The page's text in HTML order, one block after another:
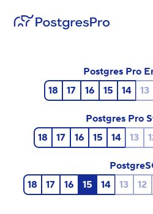
Postgres Pro
18
17 16 15 14 13
Postgres Pro
18
17 16 15 14 13
18
17 16 15 14 13 12